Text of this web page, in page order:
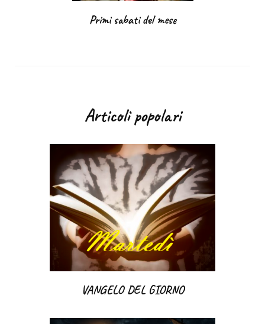
Primi sabati del mese
Articoli popolari
VANGELO DEL GIORNO